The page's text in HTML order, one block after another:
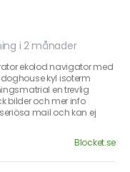
i 2 månader
ekolod navigator med
kyl isoterm
en trevlig
bilder och mer info
mail och kan ej
Blocket.se